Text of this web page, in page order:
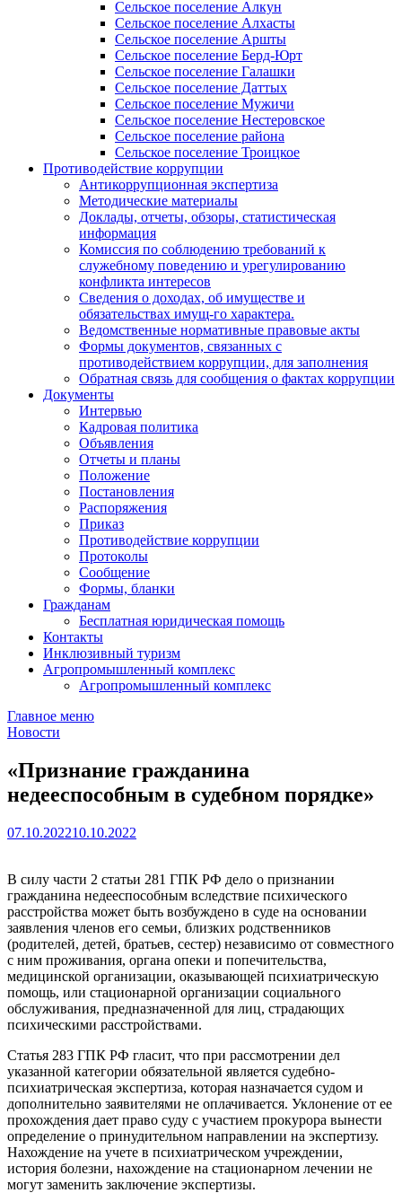
Сельское поселение Алкун
Сельское поселение Алхасты
Сельское поселение Аршты
Сельское поселение Берд-Юрт
Сельское поселение Галашки
Сельское поселение Даттых
Сельское поселение Мужичи
Сельское поселение Нестеровское
Сельское поселение района
Сельское поселение Троицкое
Противодействие коррупции
Антикоррупционная экспертиза
Методические материалы
Доклады, отчеты, обзоры, статистическая
информация
Комиссия по соблюдению требований к
служебному поведению и урегулированию
конфликта интересов
Сведения о доходах, об имуществе и
обязательствах имущ-го характера.
Ведомственные нормативные правовые акты
Формы документов, связанных с
противодействием коррупции, для заполнения
Обратная связь для сообщения о фактах коррупции
Документы
Интервью
Кадровая политика
Объявления
Отчеты и планы
Положение
Постановления
Распоряжения
Приказ
Противодействие коррупции
Протоколы
Сообщение
Формы, бланки
Гражданам
Бесплатная юридическая помощь
Контакты
Инклюзивный туризм
Агропромышленный комплекс
Агропромышленный комплекс
Главное меню
Новости
«Признание гражданина
недееспособным в судебном порядке»
07.10.202210.10.2022
В силу части 2 статьи 281 ГПК РФ дело о признании
гражданина недееспособным вследствие психического
расстройства может быть возбуждено в суде на основании
заявления членов его семьи, близких родственников
(родителей, детей, братьев, сестер) независимо от совместного
с ним проживания, органа опеки и попечительства,
медицинской организации, оказывающей психиатрическую
помощь, или стационарной организации социального
обслуживания, предназначенной для лиц, страдающих
психическими расстройствами.
Статья 283 ГПК РФ гласит, что при рассмотрении дел
указанной категории обязательной является судебно-
психиатрическая экспертиза, которая назначается судом и
дополнительно заявителями не оплачивается. Уклонение от ее
прохождения дает право суду с участием прокурора вынести
определение о принудительном направлении на экспертизу.
Нахождение на учете в психиатрическом учреждении,
история болезни, нахождение на стационарном лечении не
могут заменить заключение экспертизы.